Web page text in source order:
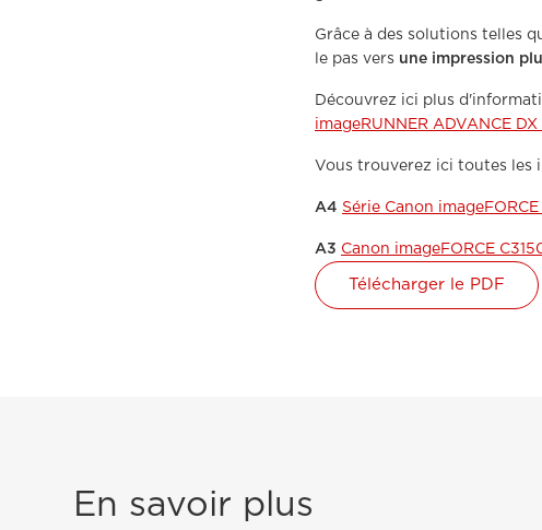
Grâce à des solutions telles
le pas vers une impression
Découvrez ici plus
imageRUNNER ADVANCE
Vous trouverez ici toutes les
A4 Série Canon imageFORCE
A3 Canon imageFORCE
Télécharger le PDF
En savoir plus